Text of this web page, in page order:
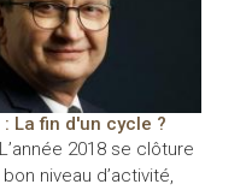
: La fin d'un cycle ?
2018 se clôture
niveau d’activité,